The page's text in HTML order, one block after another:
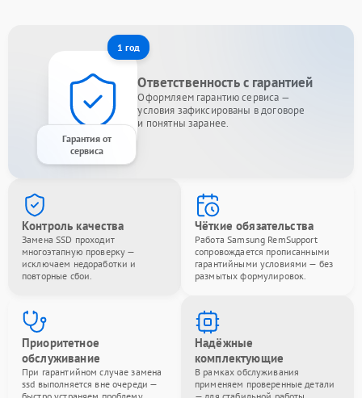
1 год
Гарантия от
сервиса
Ответственность с гарантией
Оформляем гарантию сервиса —
условия зафиксированы в договоре
и понятны заранее.
Контроль качества
Замена SSD проходит
многоэтапную проверку —
исключаем недоработки и
повторные сбои.
Чёткие обязательства
Работа Samsung RemSupport
сопровождается прописанными
гарантийными условиями — без
размытых формулировок.
Приоритетное
обслуживание
При гарантийном случае замена
ssd выполняется вне очереди —
Надёжные
комплектующие
В рамках обслуживания
применяем проверенные детали